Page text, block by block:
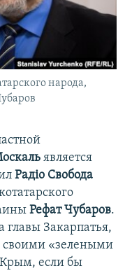
народа,
является
Радiо Свобода
Рефат Чубаров.
главы Закарпатья,
своими «зелеными
если бы